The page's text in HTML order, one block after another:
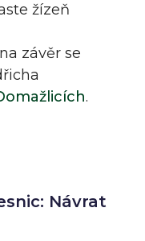
žízeň
závěr se
.
Návrat